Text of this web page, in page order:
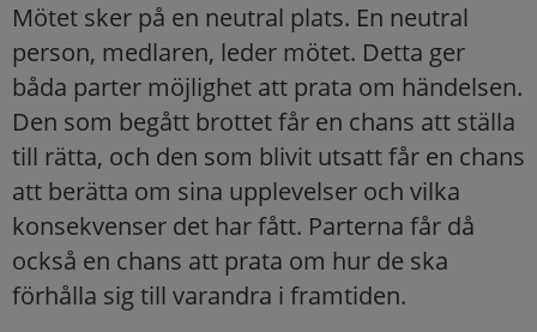
Mötet sker på en neutral plats. En neutral
person, medlaren, leder mötet. Detta ger
båda parter möjlighet att prata om händelsen.
Den som begått brottet får en chans att ställa
till rätta, och den som blivit utsatt får en chans
att berätta om sina upplevelser och vilka
konsekvenser det har fått. Parterna får då
också en chans att prata om hur de ska
förhålla sig till varandra i framtiden.